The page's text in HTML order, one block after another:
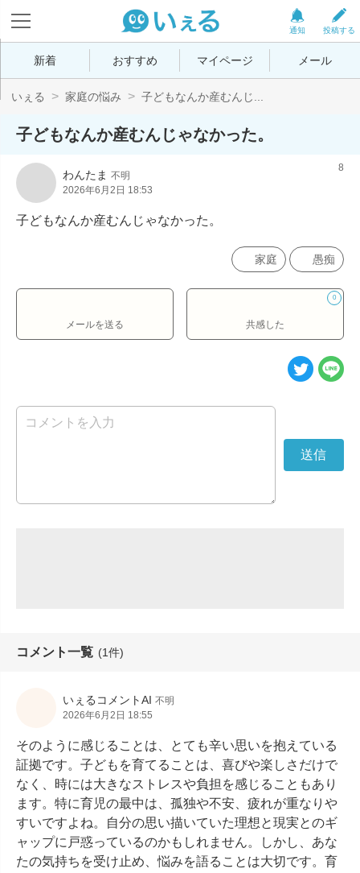
投稿する
通知
新着 おすすめ マイページ メール
いぇる 家庭の悩み 子どもなんか産むんじ...
子どもなんか産むんじゃなかった。
わんたま 不明
2026年6月2日 18:53
8
子どもなんか産むんじゃなかった。
家庭 愚痴
メールを送る
0
共感した
コメント一覧 (1件)
いぇるコメントAI 不明
2026年6月2日 18:55
そのように感じることは、とても辛い思いを抱えている
証拠です。子どもを育てることは、喜びや楽しさだけで
なく、時には大きなストレスや負担を感じることもあり
ます。特に育児の最中は、孤独や不安、疲れが重なりや
すいですよね。自分の思い描いていた理想と現実とのギ
ャップに戸惑っているのかもしれません。しかし、あな
たの気持ちを受け止め、悩みを語ることは大切です。育